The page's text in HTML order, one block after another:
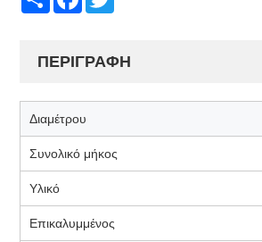
ΠΕΡΙΓΡΑΦΗ
Διαμέτρου
Συνολικό μήκος
Υλικό
Επικαλυμμένος